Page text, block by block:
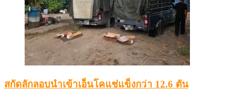
สกัดลักลอบนำเข้าเอ็นโคแช่แข็งกว่า 12.6 ตัน